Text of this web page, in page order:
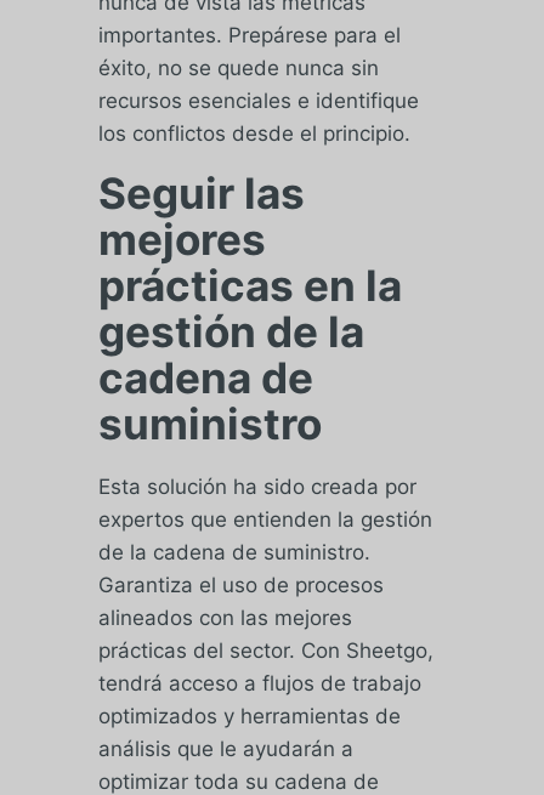
importantes. Prepárese para el
éxito, no se quede nunca sin
recursos esenciales e identifique
los conflictos desde el principio.
Seguir las
mejores
prácticas en la
gestión de la
cadena de
suministro
Esta solución ha sido creada por
expertos que entienden la gestión
de la cadena de suministro.
Garantiza el uso de procesos
alineados con las mejores
prácticas del sector. Con Sheetgo,
tendrá acceso a flujos de trabajo
optimizados y herramientas de
análisis que le ayudarán a
optimizar toda su cadena de